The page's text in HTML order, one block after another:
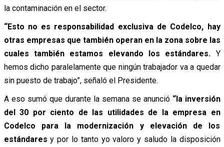
la contaminación en el sector.
“Esto no es responsabilidad exclusiva de Codelco, hay
otras empresas que también operan en la zona sobre las
cuales también estamos elevando los estándares. Y
hemos dicho paralelamente que ningún trabajador va a quedar
sin puesto de trabajo”, señaló el Presidente.
A eso sumó que durante la semana se anunció “la inversión
del 30 por ciento de las utilidades de la empresa en
Codelco para la modernización y elevación de los
estándares y por lo tanto yo valoro y saludo la disposición